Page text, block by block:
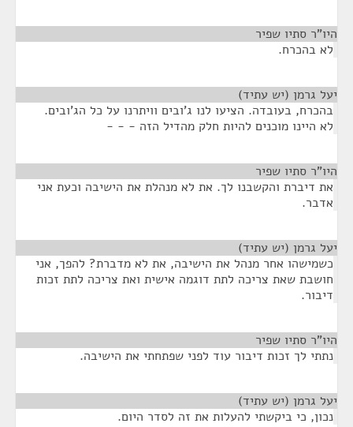
היו"ר סתיו שפיר
לא בהכרח.
יעל גרמן (יש עתיד)
בהכרח, בעובדה. הציעו לנו ג'ובים וויתרנו על כל הג'ובים.
לא היינו מוכנים להיות חלק מהדיל הזה - - -
היו"ר סתיו שפיר
את דיברת והקשבנו לך. את לא מנהלת את הישיבה וכעת אני
אדבר.
יעל גרמן (יש עתיד)
כשמישהו אחר מנהל את הישיבה, את לא מדברת? להפך, אני
חושבת שאת צריכה לתת דוגמה אישית ואת צריכה לתת זכות
דיבור.
היו"ר סתיו שפיר
נתתי לך זכות דיבור עוד לפני שפתחתי את הישיבה.
יעל גרמן (יש עתיד)
נכון, כי ביקשתי להעלות את זה לסדר היום.